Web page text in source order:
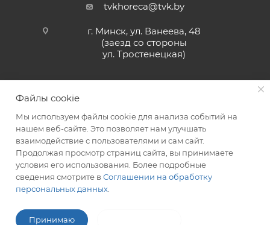
tvkhoreca@tvk.by
г. Минск, ул. Ванеева, 48
(заезд со стороны
ул. Тростенецкая)
2026 © ЗАО «ТВК»
Файлы cookie
Мы используем файлы cookie для анализа событий на
нашем веб-сайте. Это позволяет нам улучшать
взаимодействие с пользователями и сам сайт.
Продолжая просмотр страниц сайта, вы принимаете
условия его использования. Более подробные
сведения смотрите в Соглашении на обработку
персональных данных
Принимаю